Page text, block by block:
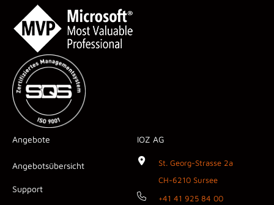
Angebote
Angebotsübersicht
Support
IOZ AG
St. Georg-Strasse 2a
CH-6210 Sursee
+41 41 925 84 00